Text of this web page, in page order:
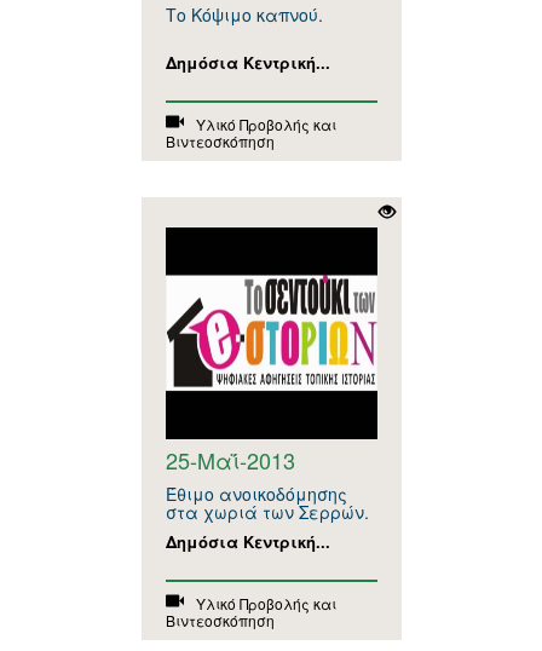
Το Κόψιμο καπνού.
Δημόσια Κεντρική...
Υλικό Προβολής και
Βιντεοσκόπηση
25-Μαΐ-2013
Έθιμο ανοικοδόμησης
στα χωριά των Σερρών.
Δημόσια Κεντρική...
Υλικό Προβολής και
Βιντεοσκόπηση